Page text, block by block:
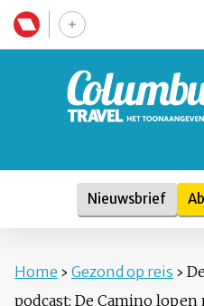
Nieuwsbrief
Home › Gezond op reis ›
podcast: De Camino